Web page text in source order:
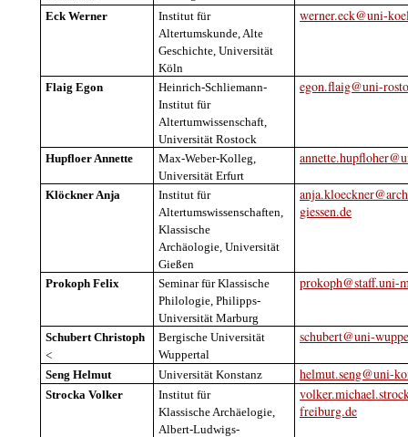
Eck Werner
Institut für
Altertumskunde,Alte
Geschichte, Universität
Köln
werner.eck@uni-
Flaig Egon
Heinrich-Schliemann-
Institut für
Altertumwissenschaft,
UniversitätRostock
egon.flaig@uni-
HupfloerAnnette Max-Weber-Kolleg,
UniversitätErfurt
KlöcknerAnja Institut für
Altertumswissenschaften,
Klassische
Archäologie, Universität
Gießen
giessen.de
Prokoph Felix Seminar für Klassische
Philologie, Philipps-
UniversitätMarburg
prokoph@staff.uni-
Schubert Christoph
<
Bergische Universität
Wuppertal
schubert@uni-
Seng Helmut Universität Konstanz helmut.seng@uni-
StrockaVolker Institut für
KlassischeArchäelogie,
Albert-Ludwigs-
freiburg.de